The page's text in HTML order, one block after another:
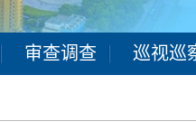
审查调查 巡视巡